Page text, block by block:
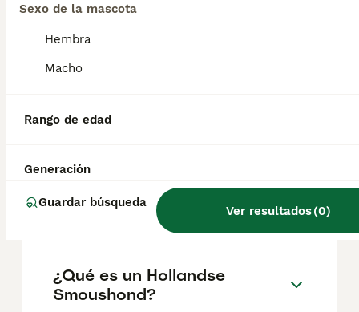
Sexo de la mascota
Hembra
Macho
Rango de edad
Generación
Guardar búsqueda
Ver resultados(0)
que no suelen ladrar ni alejarse solos.
¿Los smoushond holandeses
familia?
¿Cuál es la esperanza de
vida de un Hollandse
Smoushond?
¿Qué es un Hollandse
Smoushond?